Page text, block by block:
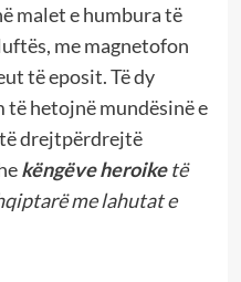
malet e humbura të
me magnetofon
të eposit. Të dy
hetojnë mundësinë e
drejtpërdrejtë
këngëve heroike të
me lahutat e